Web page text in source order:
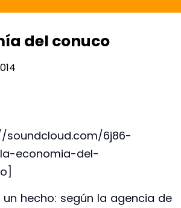
del conuco
soundcloud.com/6j86-
economia-del-
hecho: según la agencia de